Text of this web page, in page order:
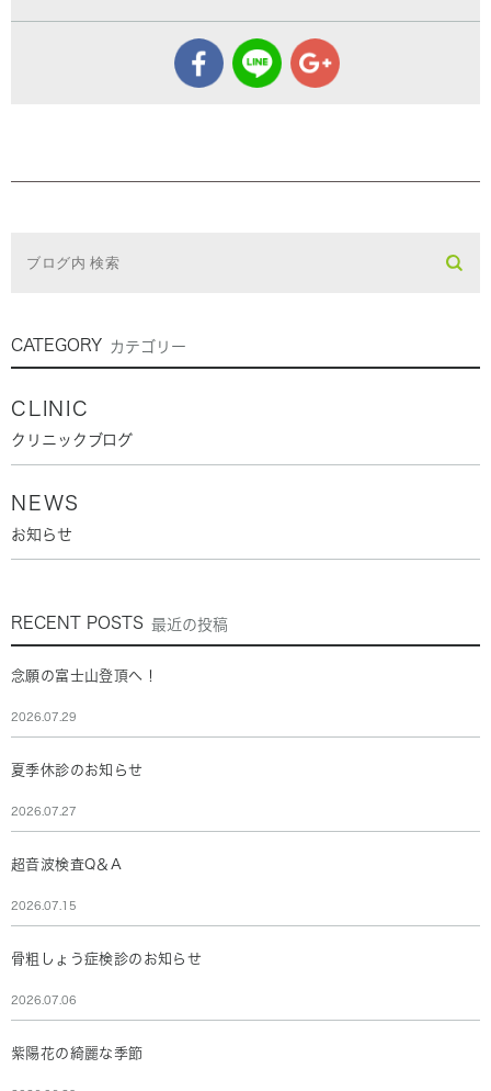
CATEGORY カテゴリー
CLINIC
クリニックブログ
NEWS
お知らせ
RECENT POSTS 最近の投稿
念願の富士山登頂へ！
2026.07.29
夏季休診のお知らせ
2026.07.27
超音波検査Q＆A
2026.07.15
骨粗しょう症検診のお知らせ
2026.07.06
紫陽花の綺麗な季節